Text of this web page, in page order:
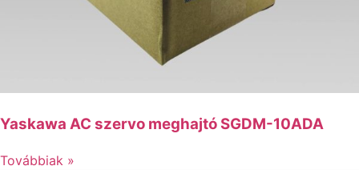
Yaskawa AC szervo meghajtó SGDM-10ADA
Továbbiak »